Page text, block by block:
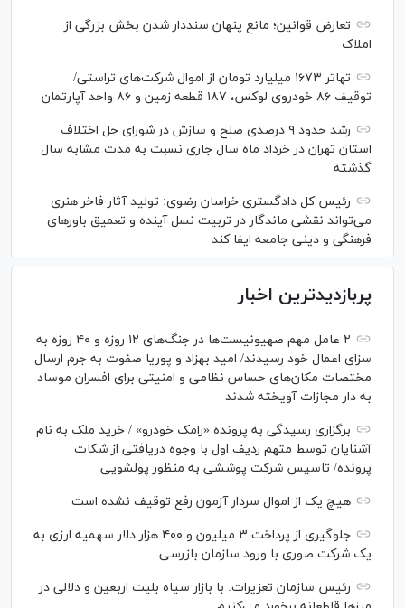
تعارض قوانین؛ مانع پنهان سنددار شدن بخش بزرگی از
املاک
تهاتر ۱۶۷۳ میلیارد تومان از اموال شرکت‌های تراستی/
توقیف ۸۶ خودروی لوکس، ۱۸۷ قطعه زمین و ۸۶ واحد آپارتمان
رشد حدود ۹ درصدی صلح و سازش در شورای حل اختلاف
استان تهران در خرداد ماه سال جاری نسبت به مدت مشابه سال
گذشته
رئیس کل دادگستری خراسان رضوی: تولید آثار فاخر هنری
می‌تواند نقشی ماندگار در تربیت نسل آینده و تعمیق باور‌های
فرهنگی و دینی جامعه ایفا کند
پربازدیدترین اخبار
۲ عامل مهم صهیونیست‌ها در جنگ‌های ۱۲ روزه و ۴۰ روزه به
سزای اعمال خود رسیدند/ امید بهزاد و پوریا صفوت به جرم ارسال
مختصات مکان‌های حساس نظامی و امنیتی برای افسران موساد
به دار مجازات آویخته شدند
برگزاری رسیدگی به پرونده «رامک خودرو» / خرید ملک به نام
آشنایان توسط متهم ردیف اول با وجوه دریافتی از شکات
پرونده/ تاسیس شرکت پوششی به منظور پولشویی
هیچ یک از اموال سردار آزمون رفع توقیف نشده است
جلوگیری از پرداخت ۳ میلیون و ۴۰۰ هزار دلار سهمیه ارزی به
یک شرکت صوری با ورود سازمان بازرسی
رئیس سازمان تعزیرات: با بازار سیاه بلیت اربعین و دلالی در